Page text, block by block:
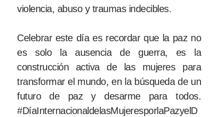
violencia, abuso y traumas indecibles.
Celebrar este día es recordar que la paz no
es solo la ausencia de guerra, es la
construcción activa de las mujeres para
transformar el mundo, en la búsqueda de un
futuro de paz y desarme para todos.
#DíaInternacionaldelasMujeresporlaPazyelD